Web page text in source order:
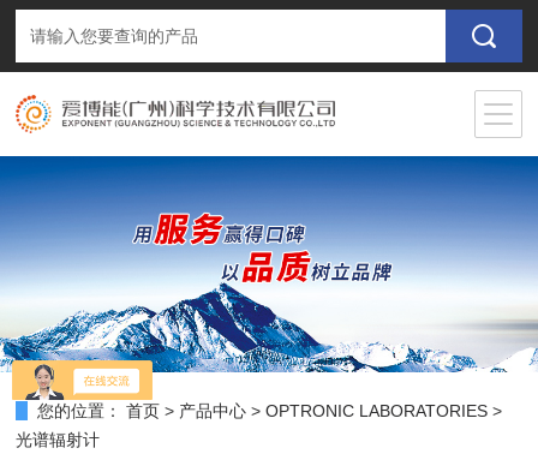
您的位置： 首页 > 产品中心 >OPTRONIC LABORATORIES >
光谱辐射计